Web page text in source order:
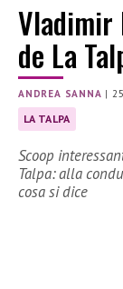
Vladimir
de La
ANDREA SANNA |
LA TALPA
Scoop
Talpa: alla
cosa si dice